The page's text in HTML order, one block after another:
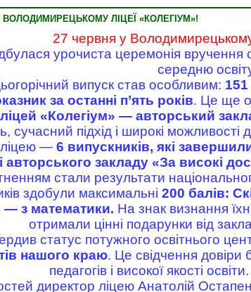
ВОЛОДИМИРЕЦЬКОМУ ЛІЦЕЇ «КОЛЕГІУМ»!
27 червня у Володимирецькому
урочиста церемонія вручення
середню
випуск став особливим:
за останні п’ять років. Це ще
«Колегіум» — авторський
сучасний підхід і широкі можливості
ліцею — 6 випускників, які
закладу «За високі
стали результати
здобули максимальні 200 балів:
з математики. На знак визнання
отримали цінні подарунки від
статус потужного освітнього
нашого краю. Це свідчення довіри
педагогів і високої якості освіти.
директор ліцею Анатолій